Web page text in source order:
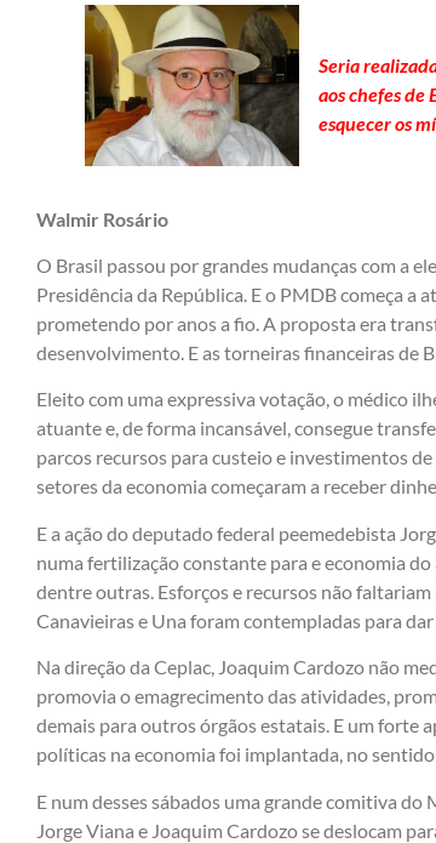
Seria
aos chefes de
esquecer os
Walmir Rosário
O Brasil passou por grandes mudanças com a
Presidência da República. E o PMDB começa
prometendo por anos a fio. A proposta era
desenvolvimento. E as torneiras financeiras de
Eleito com uma expressiva votação, o médico
atuante e, de forma incansável, consegue
parcos recursos para custeio e investimentos
setores da economia começaram a receber
E a ação do deputado federal peemedebista
numa fertilização constante para e economia
dentre outras. Esforços e recursos não
Canavieiras e Una foram contempladas para
Na direção da Ceplac, Joaquim Cardozo não
promovia o emagrecimento das atividades,
demais para outros órgãos estatais. E um forte
políticas na economia foi implantada, no
E num desses sábados uma grande comitiva
Jorge Viana e Joaquim Cardozo se deslocam